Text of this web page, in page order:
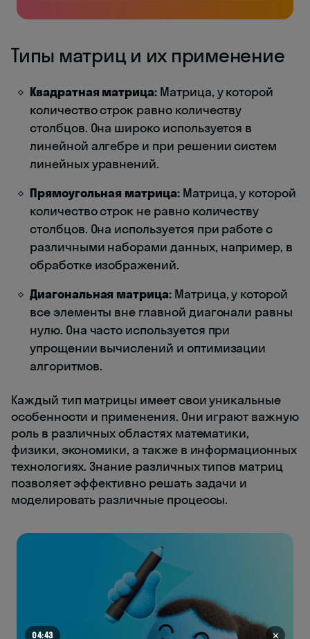
Типы матриц и их применение
Квадратная матрица: Матрица, у которой
количество строк равно количеству
столбцов. Она широко используется в
линейной алгебре и при решении систем
линейных уравнений.
Прямоугольная матрица:Матрица, у которой
количество строк не равно количеству
столбцов. Она используется при работе с
различными наборами данных, например, в
обработке изображений.
Диагональная матрица:Матрица, у которой
все элементы вне главной диагонали равны
нулю. Она часто используется при
упрощении вычислений и оптимизации
алгоритмов.
Каждый тип матрицы имеет свои уникальные
особенности и применения. Они играют важную
роль в различных областях математики,
физики, экономики, а также в информационных
технологиях. Знание различных типов матриц
позволяет эффективно решать задачи и
моделировать различные процессы.
04:40 ✕